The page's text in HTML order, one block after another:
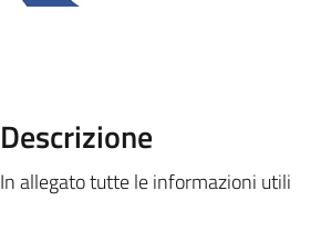
Descrizione
In allegato tutte le informazioni utili